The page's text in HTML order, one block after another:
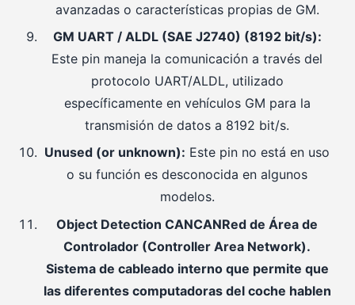
avanzadas o características propias de GM.
GM UART / ALDL (SAE J2740) (8192 bit/s):
Este pin maneja la comunicación a través del
protocolo UART/ALDL, utilizado
específicamente en vehículos GM para la
transmisión de datos a 8192 bit/s.
Unused (or unknown): Este pin no está en uso
o su función es desconocida en algunos
modelos.
Object Detection CANCANRed de Área de
Controlador (Controller Area Network).
Sistema de cableado interno que permite que
las diferentes computadoras del coche hablen